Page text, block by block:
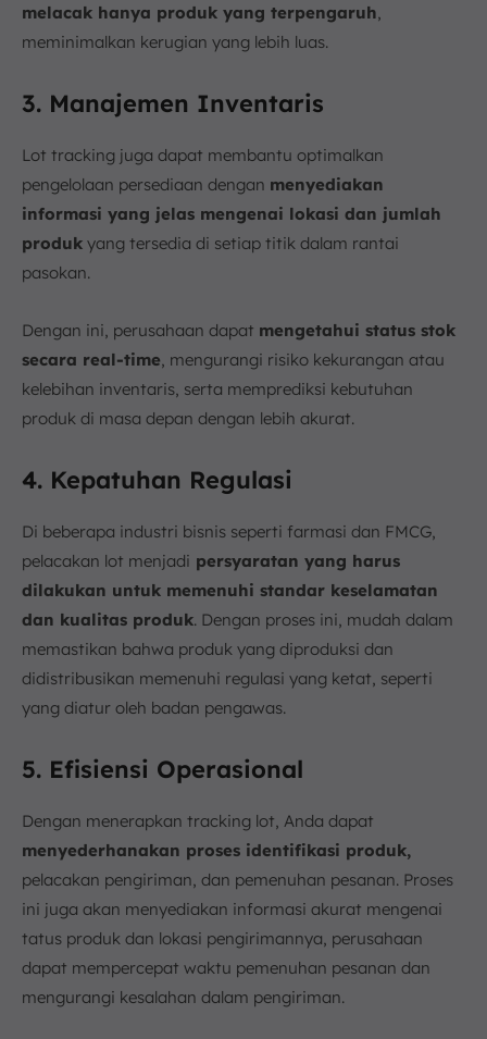
melacak hanya produk yang terpengaruh,
meminimalkan kerugian yang lebih luas.
3. Manajemen Inventaris
Lot tracking juga dapat membantu optimalkan
pengelolaan persediaan dengan menyediakan
informasi yang jelas mengenai lokasi dan jumlah
produk yang tersedia di setiap titik dalam rantai
pasokan.
Dengan ini, perusahaan dapat mengetahui status stok
secara real-time, mengurangi risiko kekurangan atau
kelebihan inventaris, serta memprediksi kebutuhan
produk di masa depan dengan lebih akurat.
4. Kepatuhan Regulasi
Di beberapa industri bisnis seperti farmasi dan FMCG,
pelacakan lot menjadi persyaratan yang harus
dilakukan untuk memenuhi standar keselamatan
dan kualitas produk. Dengan proses ini, mudah dalam
memastikan bahwa produk yang diproduksi dan
didistribusikan memenuhi regulasi yang ketat, seperti
yang diatur oleh badan pengawas.
5. Efisiensi Operasional
Dengan menerapkan tracking lot, Anda dapat
menyederhanakan proses identifikasi produk,
pelacakan pengiriman, dan pemenuhan pesanan. Proses
ini juga akan menyediakan informasi akurat mengenai
tatus produk dan lokasi pengirimannya, perusahaan
dapat mempercepat waktu pemenuhan pesanan dan
mengurangi kesalahan dalam pengiriman.